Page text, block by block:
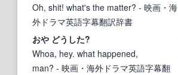
Oh, shit! what's the matter? - 映画・海
外ドラマ英語字幕翻訳辞書
おや どうした?
Whoa, hey. what happened,
man? - 映画・海外ドラマ英語字幕翻